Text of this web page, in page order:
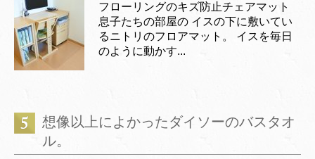
フローリングのキズ防止チェアマット
息子たちの部屋の イスの下に敷いてい
るニトリのフロアマット。 イスを毎日
のように動かす...
想像以上によかったダイソーのバスタオ
ル。